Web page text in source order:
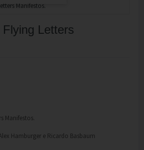
Letters
Manifestos.
Hamburger e Ricardo Basbaum